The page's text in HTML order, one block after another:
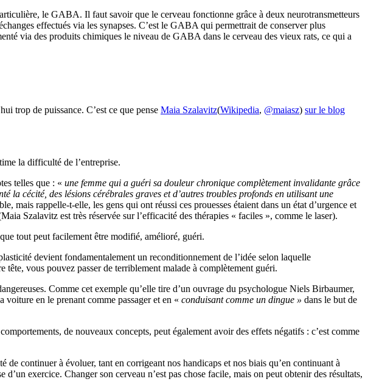
le GABA. Il faut savoir que le cerveau fonctionne grâce à deux neurotransmetteurs
effectués via les synapses. C’est le GABA qui permettrait de conserver plus
via des produits chimiques le niveau de GABA dans le cerveau des vieux rats, ce qui a
trop de puissance. C’est ce que pense Maia Szalavitz(Wikipedia, @maiasz) sur le blog
la difficulté de l’entreprise.
telles que : « une femme qui a guéri sa douleur chronique complètement invalidante grâce
la cécité, des lésions cérébrales graves et d’autres troubles profonds en utilisant une
mais rappelle-t-elle, les gens qui ont réussi ces prouesses étaient dans un état d’urgence et
Szalavitz est très réservée sur l’efficacité des thérapies « faciles », comme le laser).
tout peut facilement être modifié, amélioré, guéri.
devient fondamentalement un reconditionnement de l’idée selon laquelle
vous pouvez passer de terriblement malade à complètement guéri.
Comme cet exemple qu’elle tire d’un ouvrage du psychologue Niels Birbaumer,
en le prenant comme passager et en « conduisant comme un dingue » dans le but de
de nouveaux concepts, peut également avoir des effets négatifs : c’est comme
continuer à évoluer, tant en corrigeant nos handicaps et nos biais qu’en continuant à
exercice. Changer son cerveau n’est pas chose facile, mais on peut obtenir des résultats,